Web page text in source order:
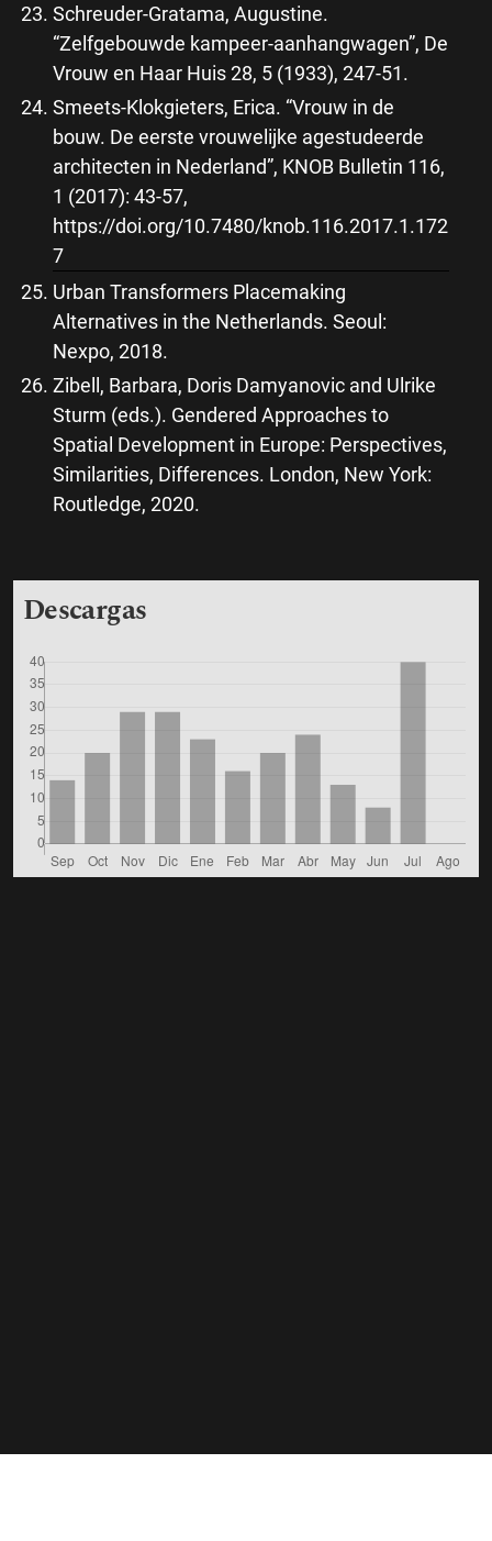
Schreuder-Gratama, Augustine.
“Zelfgebouwde kampeer-aanhangwagen”, De
Vrouw en Haar Huis 28, 5 (1933), 247-51.
Smeets-Klokgieters, Erica. “Vrouw in de
bouw. De eerste vrouwelijke agestudeerde
architecten in Nederland”, KNOB Bulletin 116,
1 (2017): 43-57,
https://doi.org/10.7480/knob.116.2017.1.172
7
Urban Transformers Placemaking
Alternatives in the Netherlands. Seoul:
Nexpo, 2018.
Zibell, Barbara, Doris Damyanovic and Ulrike
Sturm (eds.). Gendered Approaches to
Spatial Development in Europe: Perspectives,
Similarities, Differences. London, New York:
Routledge, 2020.
Descargas